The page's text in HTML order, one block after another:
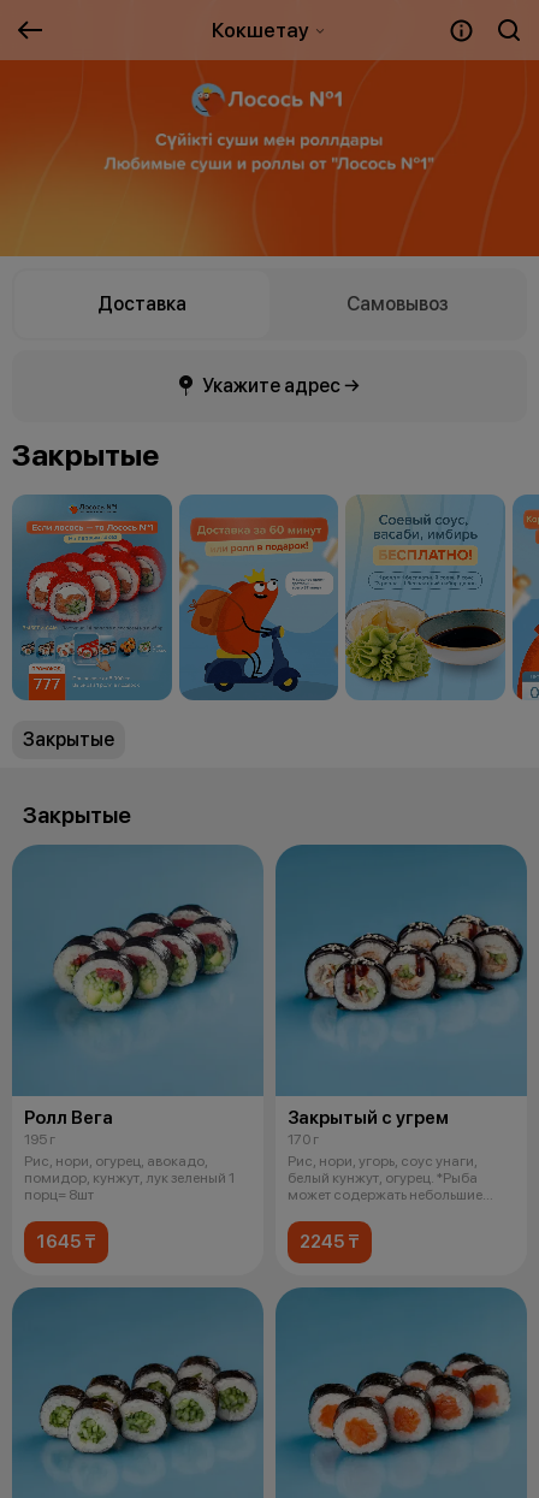
Кокшетау
Доставка Самовывоз
Укажите адрес →
Закрытые
Закрытые
Закрытые
Ролл Вега
195 г
Рис, нори, огурец, авокадо,
помидор, кунжут, лук зеленый 1
порц= 8шт
1645 ₸
Закрытый с угрем
170 г
Рис, нори, угорь, соус унаги,
белый кунжут, огурец. *Рыба
может содержать небольшие
2245 ₸